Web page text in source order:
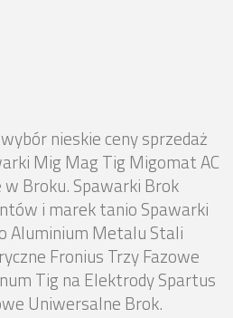
nieskie ceny sprzedaż
Mig Mag Tig Migomat AC
Broku. Spawarki Brok
i marek tanio Spawarki
Aluminium Metalu Stali
Fronius Trzy Fazowe
Tig na Elektrody Spartus
Uniwersalne Brok.